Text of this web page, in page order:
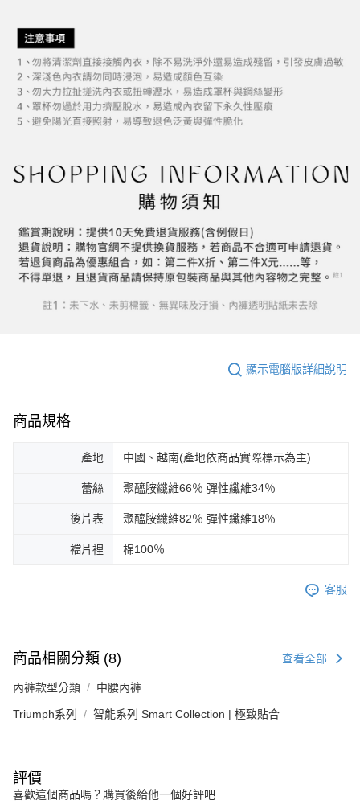
顯示電腦版詳細說明
商品規格
產地 中國、越南(產地依商品實際標示為主)
蕾絲 聚醯胺纖維66％ 彈性纖維34％
後片表 聚醯胺纖維82％ 彈性纖維18％
襠片裡 棉100％
客服
商品相關分類 (8) 查看全部
內褲款型分類 中腰內褲
Triumph系列 智能系列 Smart Collection | 極致貼合
評價
喜歡這個商品嗎？購買後給他一個好評吧